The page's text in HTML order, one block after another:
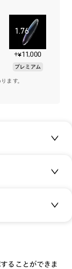
た。最新のモデ
。
ガネで、
トンカラーまで
カーブを付ける
す。
体型で、肌当た
ガネです。
+¥11,000
プレミアム
ます。
ることができま